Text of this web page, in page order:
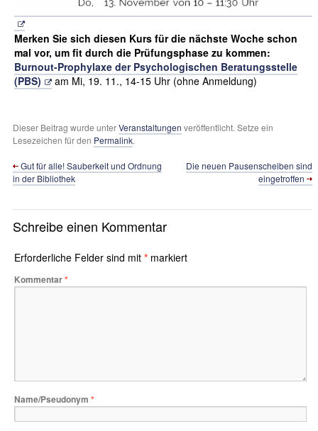
Merken Sie sich diesen Kurs für die nächste Woche schon
mal vor, um fit durch die Prüfungsphase zu kommen:
Burnout-Prophylaxe der Psychologischen Beratungsstelle
(PBS)
am Mi, 19. 11., 14-15 Uhr (ohne Anmeldung)
Dieser Beitrag wurde unterVeranstaltungen veröffentlicht. Setze ein
Lesezeichen für den Permalink.
Gut für alle! Sauberkeit und Ordnung
in der Bibliothek
Die neuen Pausenscheiben sind
eingetroffen
Schreibe einen Kommentar
Erforderliche Felder sind mit * markiert
Kommentar*
Name/Pseudonym *